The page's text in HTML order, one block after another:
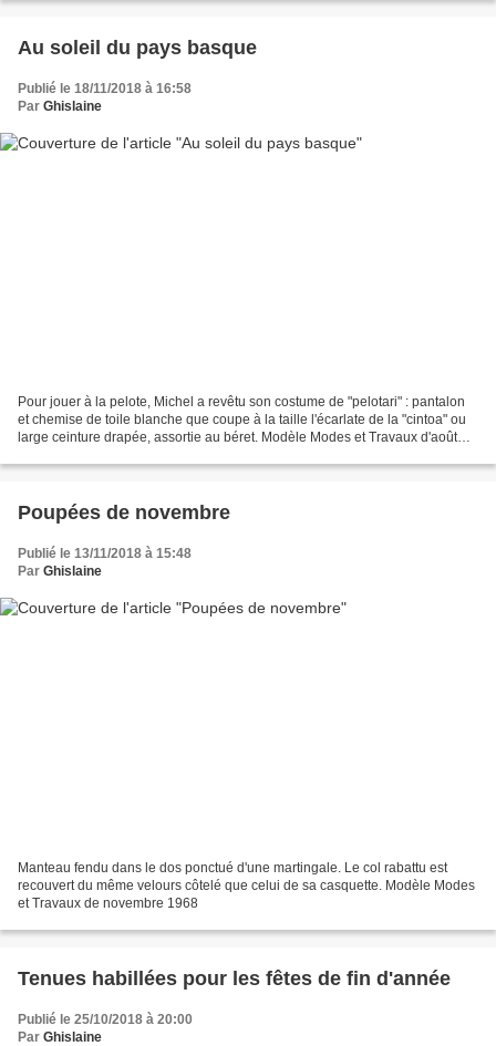
Au soleil du pays basque
Publié le 18/11/2018 à 16:58
Par Ghislaine
Pour jouer à la pelote, Michel a revêtu son costume de "pelotari" : pantalon
et chemise de toile blanche que coupe à la taille l'écarlate de la "cintoa" ou
large ceinture drapée, assortie au béret. Modèle Modes et Travaux d'août
Poupées de novembre
Publié le 13/11/2018 à 15:48
Par Ghislaine
Manteau fendu dans le dos ponctué d'une martingale. Le col rabattu est
recouvert du même velours côtelé que celui de sa casquette. Modèle Modes
et Travaux de novembre 1968
Tenues habillées pour les fêtes de fin d'année
Publié le 25/10/2018 à 20:00
Par Ghislaine